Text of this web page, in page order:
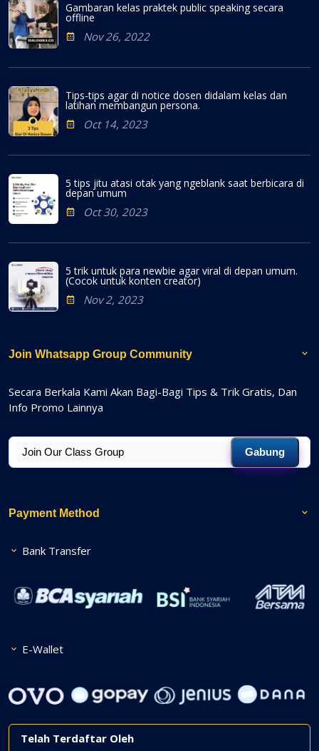
Gambaran kelas praktek public speaking secara
offline
Nov 26, 2022
Tips-tips agar di notice dosen didalam kelas dan
latihan membangun persona.
Oct 14, 2023
5 tips jitu atasi otak yang ngeblank saat berbicara di
depan umum
Oct 30, 2023
5 trik untuk para newbie agar viral di depan umum.
(Cocok untuk konten creator)
Nov 2, 2023
Join Whatsapp Group Community
Secara Berkala Kami Akan Bagi-Bagi Tips & Trik Gratis, Dan
Info Promo Lainnya
Gabung
Payment Method
Bank Transfer
E-Wallet
Telah Terdaftar Oleh